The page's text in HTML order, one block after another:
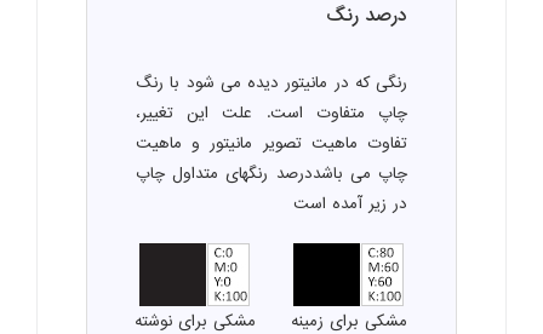
درصد رنگ
رنگی که در مانیتور دیده می شود با رنگ
چاپ متفاوت است. علت این تغییر،
تفاوت ماهیت تصویر مانیتور و ماهیت
چاپ می باشددرصد رنگهای متداول چاپ
در زیر آمده است
مشکی برای زمینه مشکی برای نوشته